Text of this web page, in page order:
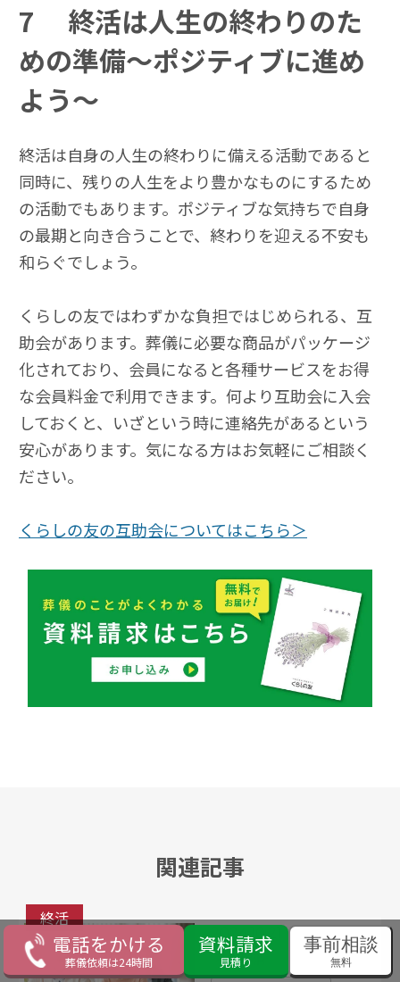
7
終活は人生の終わりのた
めの準備～ポジティブに進め
よう～
終活は自身の人生の終わりに備える活動であると
同時に、残りの人生をより豊かなものにするため
の活動でもあります。ポジティブな気持ちで自身
の最期と向き合うことで、終わりを迎える不安も
和らぐでしょう。
くらしの友ではわずかな負担ではじめられる、互
助会があります。葬儀に必要な商品がパッケージ
化されており、会員になると各種サービスをお得
な会員料金で利用できます。何より互助会に入会
しておくと、いざという時に連絡先があるという
安心があります。気になる方はお気軽にご相談く
ださい。
くらしの友の互助会についてはこちら＞
関連記事
終活
2024.10.21
不安解消
電話をかける
葬儀依頼は24時間
資料請求
見積り
事前相談
無料